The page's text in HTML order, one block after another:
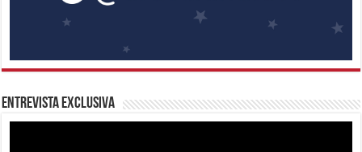
Entrevista Exclusiva